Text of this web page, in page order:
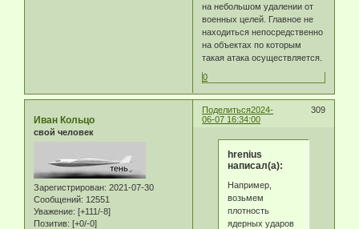
на небольшом удалении от
военных целей. Главное не
находиться непосредственно
на объектах по которым
такая атака осуществляется.
0
Поделиться 309
2024-
06-07 16:34:00
Иван Кольцо
свой человек
Зарегистрирован: 2021-07-30
Сообщений: 12551
Уважение: [+111/-8]
Позитив: [+0/-0]
hrenius
написал(а):
Например,
возьмем
плотность
ядерных ударов